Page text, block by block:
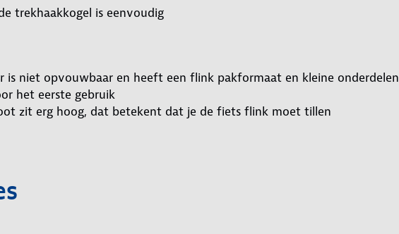
trekhaakkogel is eenvoudig
is niet opvouwbaar en heeft een flink pakformaat en kleine onderdelen
het eerste gebruik
zit erg hoog, dat betekent dat je de fiets flink moet tillen